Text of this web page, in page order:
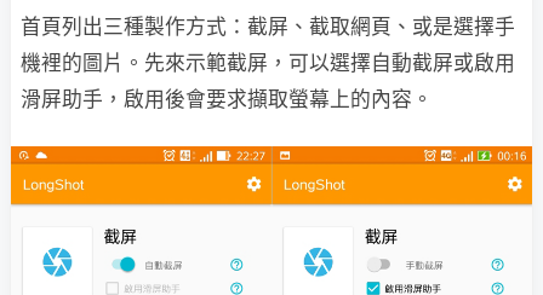
首頁列出三種製作方式：截屏、截取網頁、或是選擇手
機裡的圖片。先來示範截屏，可以選擇自動截屏或啟用
滑屏助手，啟用後會要求擷取螢幕上的內容。